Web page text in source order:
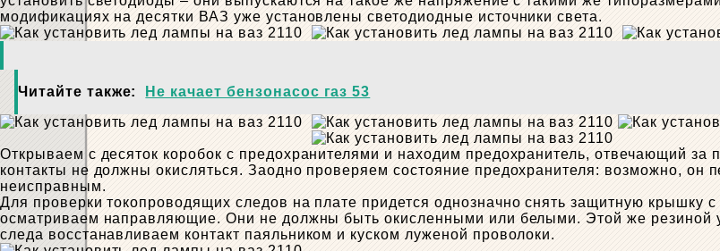
модификациях на десятки ВАЗ уже установлены светодиодные источники света.
Читайте также: Не качает бензонасос газ 53
Открываем с десяток коробок с предохранителями и находим предохранитель, отвечающий за
контакты не должны окисляться. Заодно проверяем состояние предохранителя: возможно, он
неисправным.
Для проверки токопроводящих следов на плате придется однозначно снять защитную крышку
осматриваем направляющие. Они не должны быть окисленными или белыми. Этой же резиной
следа восстанавливаем контакт паяльником и куском луженой проволоки.